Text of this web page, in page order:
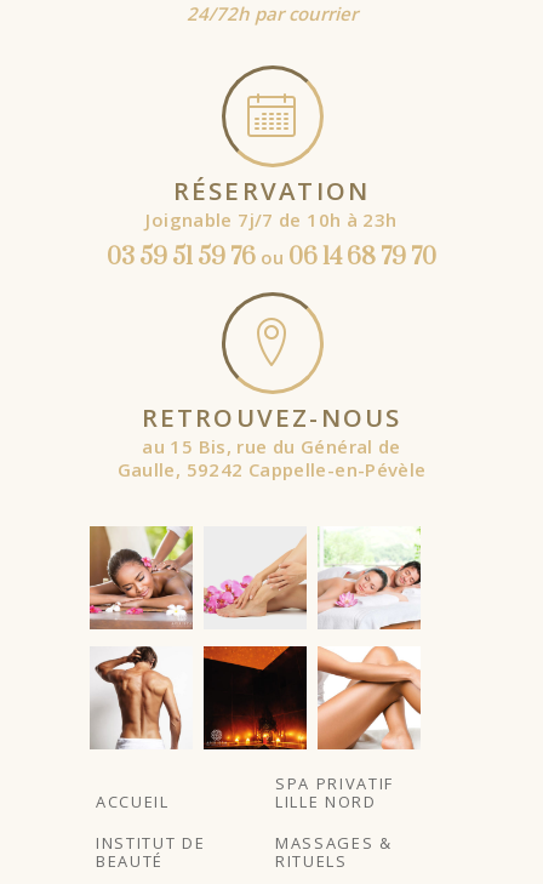
24/72h par courrier
RÉSERVATION
Joignable 7j/7 de 10h à 23h
03 59 51 59 76 ou 06 14 68 79 70
RETROUVEZ-NOUS
au 15 Bis, rue du Général de
Gaulle, 59242 Cappelle-en-Pévèle
À partir de
ACCUEIL
SPA PRIVATIF
LILLE NORD
INSTITUT DE
BEAUTÉ
MASSAGES &
RITUELS